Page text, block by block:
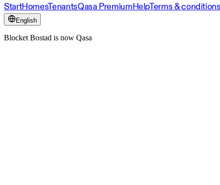
StartHomesTenantsQasa PremiumHelpTerms &
English
Blocket Bostad is now Qasa